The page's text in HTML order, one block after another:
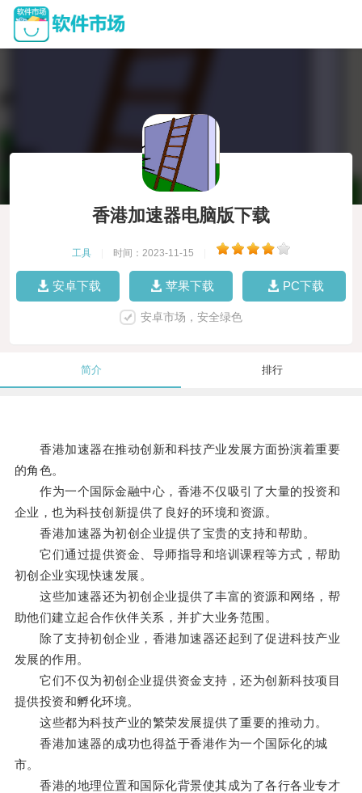
香港加速器电脑版下载
工具 时间：2023-11-15
安卓下载 苹果下载 PC下载
安卓市场，安全绿色
简介 排行
香港加速器在推动创新和科技产业发展方面扮演着重要
的角色。
作为一个国际金融中心，香港不仅吸引了大量的投资和
企业，也为科技创新提供了良好的环境和资源。
香港加速器为初创企业提供了宝贵的支持和帮助。
它们通过提供资金、导师指导和培训课程等方式，帮助
初创企业实现快速发展。
这些加速器还为初创企业提供了丰富的资源和网络，帮
助他们建立起合作伙伴关系，并扩大业务范围。
除了支持初创企业，香港加速器还起到了促进科技产业
发展的作用。
它们不仅为初创企业提供资金支持，还为创新科技项目
提供投资和孵化环境。
这些都为科技产业的繁荣发展提供了重要的推动力。
香港加速器的成功也得益于香港作为一个国际化的城
市。
香港的地理位置和国际化背景使其成为了各行各业专才